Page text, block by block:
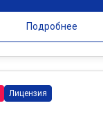
Подробнее
Лицензия